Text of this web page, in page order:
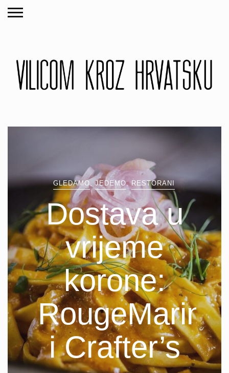
GLEDAMO ,JEDEMO,RESTORANI
Dostava u
vrijeme
korone:
RougeMarin
i Crafter’s